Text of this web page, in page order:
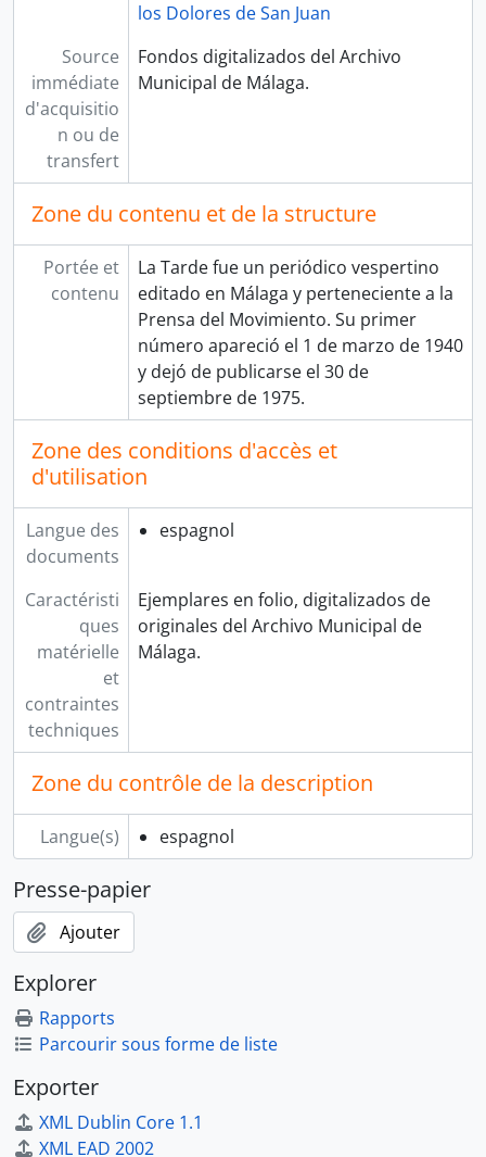
los Dolores de San Juan
Source
immédiate
d'acquisitio
n ou de
transfert
Fondos digitalizados del Archivo
Municipal de Málaga.
Zone du contenu et de la structure
Portée et
contenu
La Tarde fue un periódico vespertino
editado en Málaga y perteneciente a la
Prensa del Movimiento.​ Su primer
número apareció el 1 de marzo de 1940
y dejó de publicarse el 30 de
septiembre de 1975.
Zone des conditions d'accès et
d'utilisation
Langue des
documents
espagnol
Caractéristi
ques
matérielle
et
contraintes
techniques
Ejemplares en folio, digitalizados de
originales del Archivo Municipal de
Málaga.
Zone du contrôle de la description
Langue(s) espagnol
Presse-papier
Ajouter
Explorer
Rapports
Parcourir sous forme de liste
Exporter
XML Dublin Core 1.1
XML EAD 2002